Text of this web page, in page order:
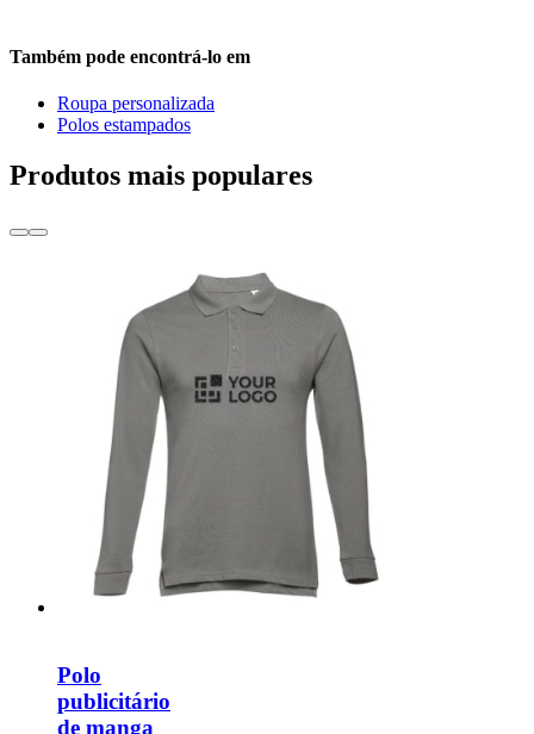
Também pode encontrá-lo em
Roupa personalizada
Polos estampados
Produtos mais populares
Polo
publicitário
de manga